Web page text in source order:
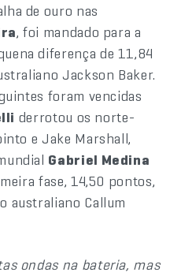
de ouro nas
, foi mandado para a
diferença de 11,84
Jackson Baker.
foram vencidas
derrotou os norte-
e Jake Marshall,
Gabriel Medina
fase, 14,50 pontos,
australiano Callum
ondas na bateria, mas